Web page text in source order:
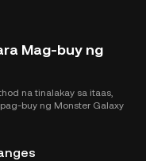
Mag-buy ng
na tinalakay sa itaas,
buy ng Monster Galaxy